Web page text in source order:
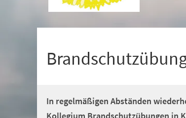
In regelmäßigen Abständen